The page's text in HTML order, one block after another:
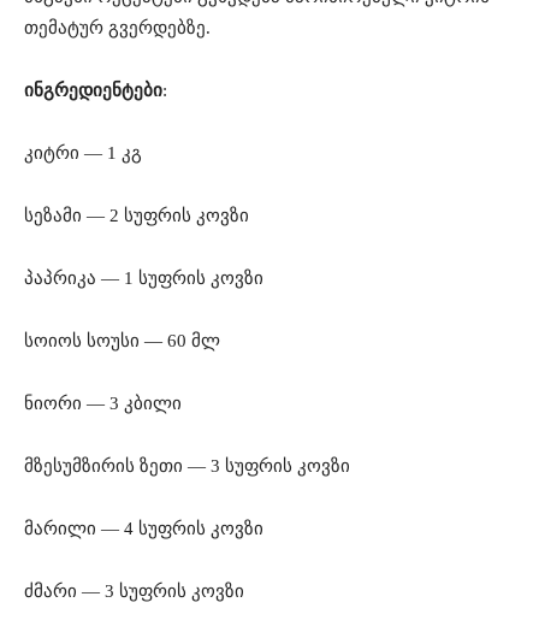
თემატურ გვერდებზე.
ინგრედიენტები:
კიტრი — 1 კგ
სეზამი — 2 სუფრის კოვზი
პაპრიკა — 1 სუფრის კოვზი
სოიოს სოუსი — 60 მლ
ნიორი — 3 კბილი
მზესუმზირის ზეთი — 3 სუფრის კოვზი
მარილი — 4 სუფრის კოვზი
ძმარი — 3 სუფრის კოვზი